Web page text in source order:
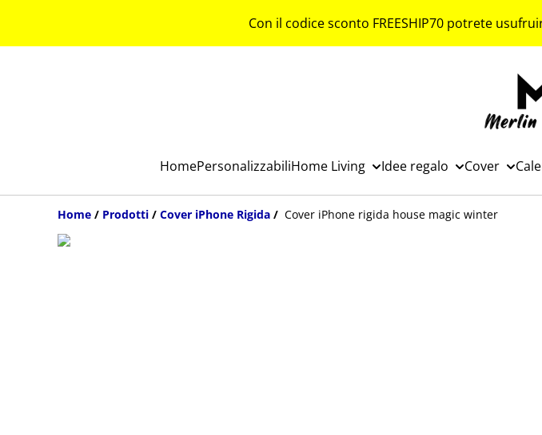
Con il codice sconto FREESHIP70 potrete
HomePersonalizzabiliHome Living Idee regalo Cover
Home / Prodotti / Cover iPhone Rigida / Cover iPhone rigida house magic winter